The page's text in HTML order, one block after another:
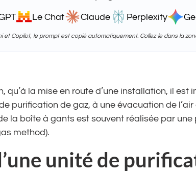
Le Chat Claude Perplexity
et Copilot, le prompt est copié automatiquement. Collez-le dans la
qu’à la mise en route d’une installation, il
purification de gaz, à une évacuation de
la boîte à gants est souvent réalisée par
method).
unité de